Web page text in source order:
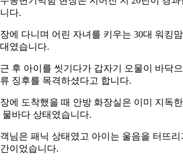
다.
에 다니며 어린 자녀를 키우는 30대 워킹
였습니다.
후 아이를 씻기다가 갑자기 오물이 바닥
징후를 목격하셨다고 합니다.
에 도착했을 때 안방 화장실은 이미 지독
물바다 상태였습니다.
님은 패닉 상태였고 아이는 울음을 터뜨
이었습니다.